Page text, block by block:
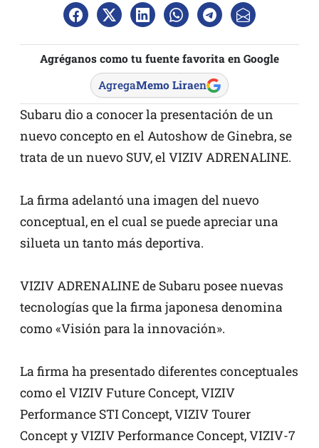
Agréganos como tu fuente favorita en Google
AgregaMemo Liraen
Subaru dio a conocer la presentación de un
nuevo concepto en el Autoshow de Ginebra, se
trata de un nuevo SUV, el VIZIV ADRENALINE.
La firma adelantó una imagen del nuevo
conceptual, en el cual se puede apreciar una
silueta un tanto más deportiva.
VIZIV ADRENALINE de Subaru posee nuevas
tecnologías que la firma japonesa denomina
como «Visión para la innovación».
La firma ha presentado diferentes conceptuales
como el VIZIV Future Concept, VIZIV
Performance STI Concept, VIZIV Tourer
Concept y VIZIV Performance Concept, VIZIV-7